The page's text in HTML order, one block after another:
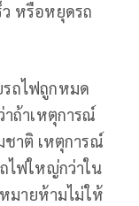
หรือหยุดรถ
รถไฟถูกหมด
าถ้าเหตุการณ์
ชาติ เหตุการณ์
ไฟใหญ่กว่าใน
มายห้ามไม่ให้